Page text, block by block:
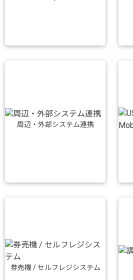
周辺・外部システム連携
券売機 / セルフレジシステム